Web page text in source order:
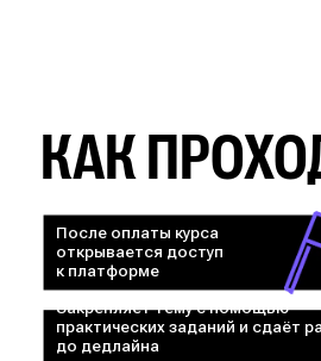
КАК
После оплаты курса
открывается доступ
к платформе
Закрепляет тему с помощью
практических заданий и сдаёт
до дедлайна